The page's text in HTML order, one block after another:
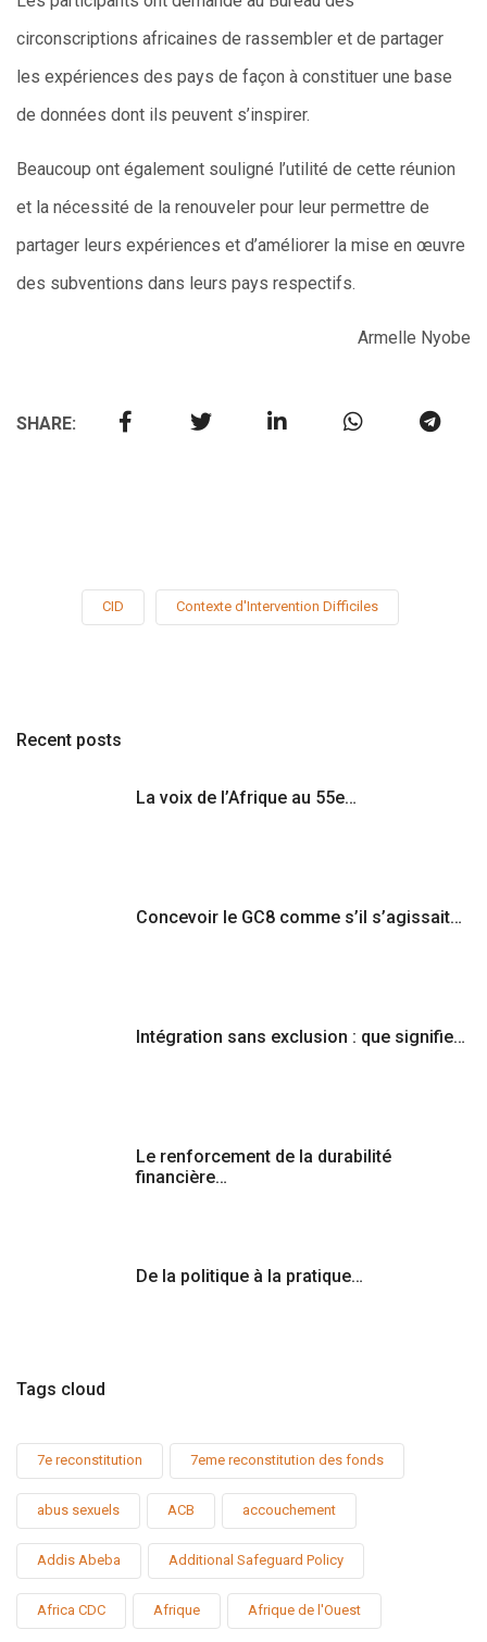
circonscriptions africaines de rassembler et de partager
les expériences des pays de façon à constituer une base
de données dont ils peuvent s’inspirer.
Beaucoup ont également souligné l’utilité de cette réunion
et la nécessité de la renouveler pour leur permettre de
partager leurs expériences et d’améliorer la mise en œuvre
des subventions dans leurs pays respectifs.
Armelle Nyobe
SHARE:
CID Contexte d'Intervention Difficiles
Recent posts
La voix de l’Afrique au 55e…
Concevoir le GC8 comme s’il s’agissait…
Intégration sans exclusion : que signifie…
Le renforcement de la durabilité
financière…
De la politique à la pratique…
Tags cloud
7e reconstitution 7eme reconstitution des fonds
abus sexuels ACB accouchement
Addis Abeba Additional Safeguard Policy
Africa CDC Afrique Afrique de l'Ouest